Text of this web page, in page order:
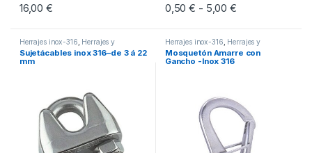
16,00€ 0,50€ - 5,00€Rango de
Este producto tiene múltiples
Herrajes inox-316 Herrajes y
Mosquetones
Sujetácables inox 316–de 3 á 22
mm
Herrajes inox-316 Herrajes y
Mosquetones
Mosquetón Amarre con
Gancho -Inox 316